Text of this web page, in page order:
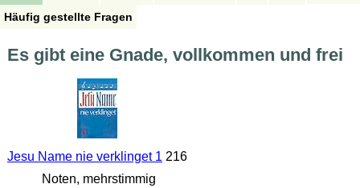
Häufig gestellte Fragen
Es gibt eine Gnade, vollkommen und frei
Jesu Name nie verklinget 1 216
Noten, mehrstimmig